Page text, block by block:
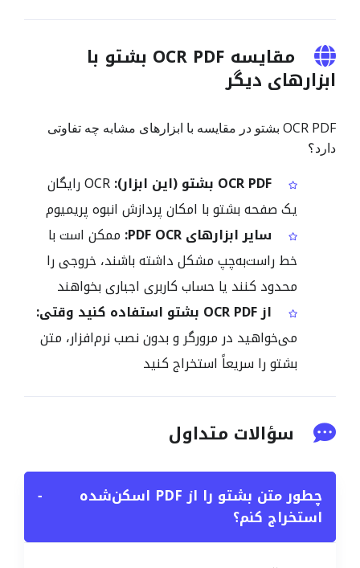
مقایسه OCR PDF بشتو با
ابزارهای دیگر
OCR PDF بشتو در مقایسه با ابزارهای مشابه چه تفاوتی
دارد؟
OCR PDF بشتو (این ابزار):
OCR رایگان
یک صفحه بشتو با امکان پردازش انبوه پریمیوم
سایر ابزارهای PDF OCR:
ممکن است با
خط راست‌به‌چپ مشکل داشته باشند، خروجی را
محدود کنند یا حساب کاربری اجباری بخواهند
از OCR PDF بشتو استفاده کنید وقتی:
می‌خواهید در مرورگر و بدون نصب نرم‌افزار، متن
بشتو را سریعاً استخراج کنید
سؤالات متداول
چطور متن بشتو را از PDF اسکن‌شده
استخراج کنم؟
−